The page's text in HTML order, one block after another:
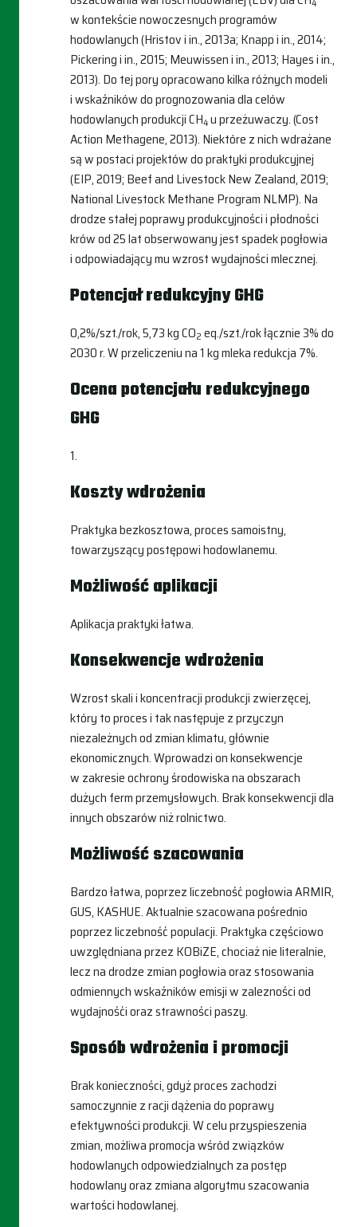
w kontekście nowoczesnych programów
hodowlanych (Hristov i in., 2013a; Knapp i in., 2014;
Pickering i in., 2015; Meuwissen i in., 2013; Hayes i in.,
2013). Do tej pory opracowano kilka różnych modeli
i wskaźników do prognozowania dla celów
hodowlanych produkcji CH4u przeżuwaczy. (Cost
Action Methagene, 2013). Niektóre z nich wdrażane
są w postaci projektów do praktyki produkcyjnej
(EIP, 2019; Beef and Livestock New Zealand, 2019;
National Livestock Methane Program NLMP). Na
drodze stałej poprawy produkcyjności i płodności
krów od 25 lat obserwowany jest spadek pogłowia
i odpowiadający mu wzrost wydajności mlecznej.
Potencjał redukcyjny GHG
0,2%/szt./rok, 5,73 kg CO2 eq./szt./rok łącznie 3% do
2030 r. W przeliczeniu na 1 kg mleka redukcja 7%.
Ocena potencjału redukcyjnego
GHG
1.
Koszty wdrożenia
Praktyka bezkosztowa, proces samoistny,
towarzyszący postępowi hodowlanemu.
Możliwość aplikacji
Aplikacja praktyki łatwa.
Konsekwencje wdrożenia
Wzrost skali i koncentracji produkcji zwierzęcej,
który to proces i tak następuje z przyczyn
niezależnych od zmian klimatu, głównie
ekonomicznych. Wprowadzi on konsekwencje
w zakresie ochrony środowiska na obszarach
dużych ferm przemysłowych. Brak konsekwencji dla
innych obszarów niż rolnictwo.
Możliwość szacowania
Bardzo łatwa, poprzez liczebność pogłowia ARMIR,
GUS, KASHUE. Aktualnie szacowana pośrednio
poprzez liczebność populacji. Praktyka częściowo
uwzględniana przez KOBiZE, chociaż nie literalnie,
lecz na drodze zmian pogłowia oraz stosowania
odmiennych wskaźników emisji w zalezności od
wydajnośći oraz strawności paszy.
Sposób wdrożenia i promocji
Brak konieczności, gdyż proces zachodzi
samoczynnie z racji dążenia do poprawy
efektywności produkcji. W celu przyspieszenia
zmian, możliwa promocja wśród związków
hodowlanych odpowiedzialnych za postęp
hodowlany oraz zmiana algorytmu szacowania
wartości hodowlanej.